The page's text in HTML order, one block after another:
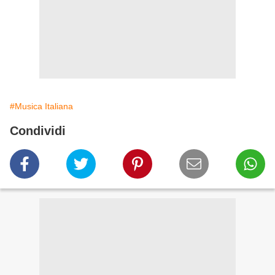
#Musica Italiana
Condividi